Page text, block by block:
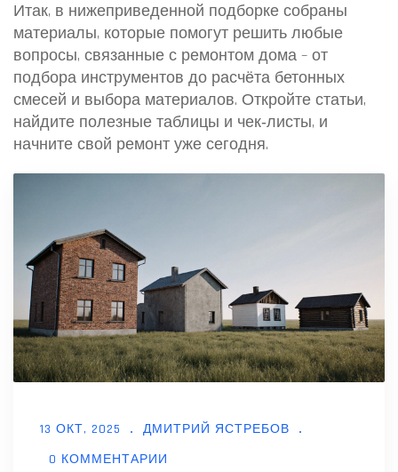
Итак, в нижеприведенной подборке собраны
материалы, которые помогут решить любые
вопросы, связанные с ремонтом дома – от
подбора инструментов до расчёта бетонных
смесей и выбора материалов. Откройте статьи,
найдите полезные таблицы и чек‑листы, и
начните свой ремонт уже сегодня.
13 ОКТ, 2025
ДМИТРИЙ ЯСТРЕБОВ
0 КОММЕНТАРИИ